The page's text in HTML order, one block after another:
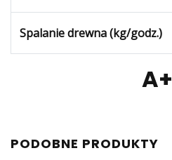
Spalanie drewna (kg/godz.)
A+
PODOBNE PRODUKTY